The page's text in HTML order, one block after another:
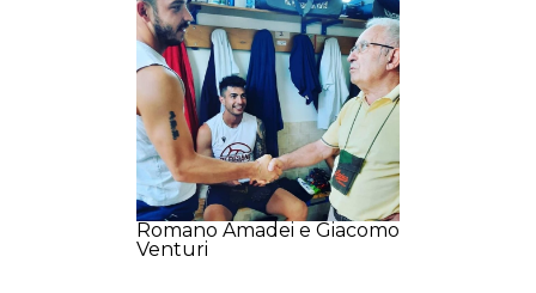
Romano Amadei e Giacomo
Venturi